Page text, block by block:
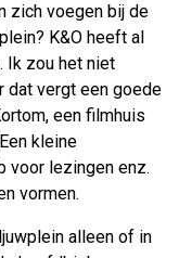
zich voegen bij de
K&O heeft al
Ik zou het niet
dat vergt een goede
een filmhuis
kleine
voor lezingen enz.
vormen.
alleen of in